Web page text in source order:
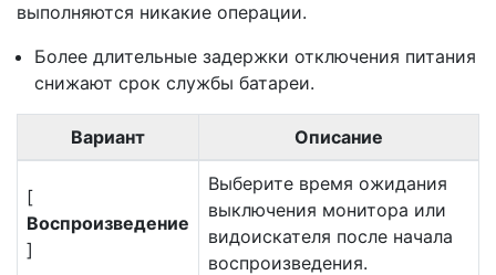
выполняются никакие операции.
Более длительные задержки отключения питания
снижают срок службы батареи.
Вариант Описание
[
Воспроизведение
]
Выберите время ожидания
выключения монитора или
видоискателя после начала
воспроизведения.